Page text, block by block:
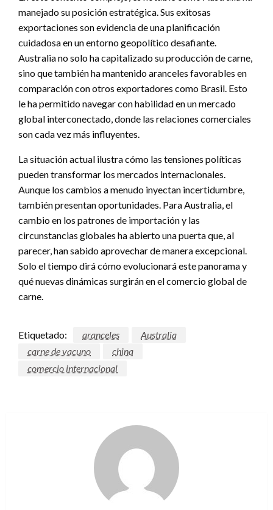
manejado su posición estratégica. Sus exitosas
exportaciones son evidencia de una planificación
cuidadosa en un entorno geopolítico desafiante.
Australia no solo ha capitalizado su producción de carne,
sino que también ha mantenido aranceles favorables en
comparación con otros exportadores como Brasil. Esto
le ha permitido navegar con habilidad en un mercado
global interconectado, donde las relaciones comerciales
son cada vez más influyentes.
La situación actual ilustra cómo las tensiones políticas
pueden transformar los mercados internacionales.
Aunque los cambios a menudo inyectan incertidumbre,
también presentan oportunidades. Para Australia, el
cambio en los patrones de importación y las
circunstancias globales ha abierto una puerta que, al
parecer, han sabido aprovechar de manera excepcional.
Solo el tiempo dirá cómo evolucionará este panorama y
qué nuevas dinámicas surgirán en el comercio global de
carne.
Etiquetado: aranceles
Australia
carne de vacuno
china
comercio internacional